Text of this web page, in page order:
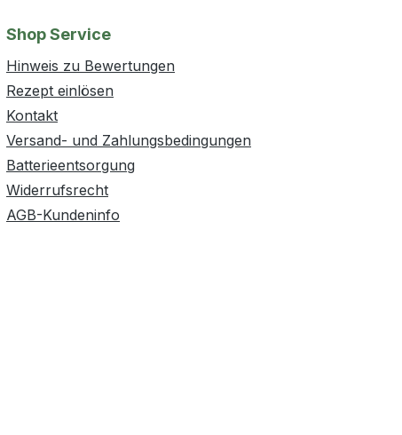
Shop Service
Hinweis zu Bewertungen
Rezept einlösen
Kontakt
Versand- und Zahlungsbedingungen
Batterieentsorgung
Widerrufsrecht
AGB-Kundeninfo